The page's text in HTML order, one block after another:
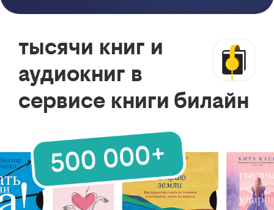
тысячи книг и
аудиокниг в
сервисе книги билайн